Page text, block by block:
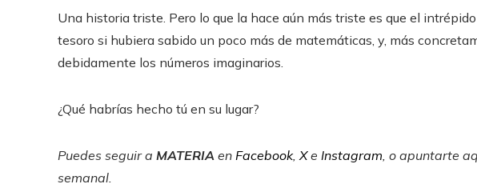
Una historia triste. Pero lo que la hace aún más triste es que el
tesoro si hubiera sabido un poco más de matemáticas, y, más
debidamente los números imaginarios.
¿Qué habrías hecho tú en su lugar?
Puedes seguir a MATERIA en Facebook, Xe Instagram , o apuntarte
semanal